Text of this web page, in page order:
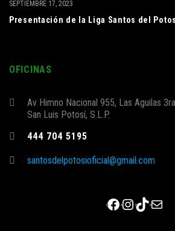
Presentación de la Liga Santos del
SEPTIEMBRE 17, 2023
OFICINAS
Av Himno Nacional 955, Las Aguilas
San Luis Potosí, S.L.P.
444 704 5195
santosdelpotosioficial@gmail.com
Facebook
TikTok